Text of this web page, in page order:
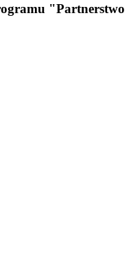
"Partnerstwo